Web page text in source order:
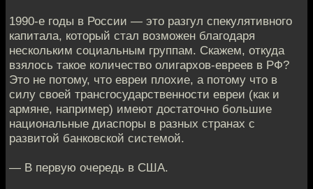
1990-е годы в России — это разгул спекулятивного
капитала, который стал возможен благодаря
нескольким социальным группам. Скажем, откуда
взялось такое количество олигархов-евреев в РФ?
Это не потому, что евреи плохие, а потому что в
силу своей трансгосударственности евреи (как и
армяне, например) имеют достаточно большие
национальные диаспоры в разных странах с
развитой банковской системой.
— В первую очередь в США.